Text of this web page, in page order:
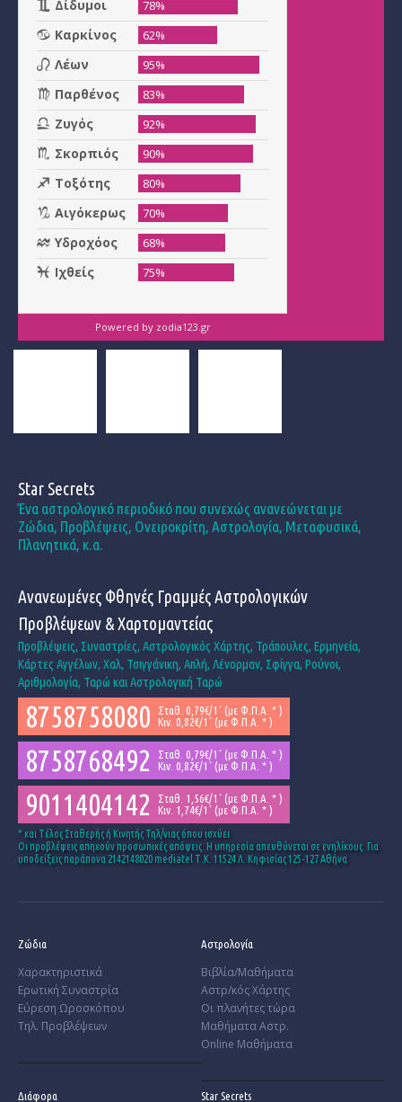
Powered by zodia123.gr
Star Secrets
Ένα αστρολογικό περιοδικό που συνεχώς ανανεώνεται με
Ζώδια, Προβλέψεις, Ονειροκρίτη, Αστρολογία, Μεταφυσικά,
Πλανητικά, κ.α.
Ανανεωμένες Φθηνές Γραμμές Αστρολογικών
Προβλέψεων & Χαρτομαντείας
Προβλέψεις, Συναστρίες, Αστρολογικός Χάρτης, Τράπουλες, Ερμηνεία,
Κάρτες Αγγέλων, Χαλ, Τσιγγάνικη, Απλή, Λένορμαν, Σφίγγα, Ρούνοι,
Αριθμολογία, Ταρώ και Αστρολογική Ταρώ
8758758080
Σταθ. 0,79€/1΄ (με Φ.Π.Α. * )
Κιν. 0,82€/1΄ (με Φ.Π.Α. * )
8758768492
Σταθ. 0,79€/1΄ (με Φ.Π.Α. * )
Κιν. 0,82€/1΄ (με Φ.Π.Α. * )
9011404142
Σταθ. 1,56€/1΄ (με Φ.Π.Α. * )
Κιν. 1,74€/1΄ (με Φ.Π.Α. * )
* και Tέλος Σταθερής ή Κινητής Τηλ/νιας όπου ισχύει
Οι προβλέψεις απηχούν προσωπικές απόψεις. Η υπηρεσία απευθύνεται σε ενηλίκους. Για
υποδείξεις παράπονα 2142148020 mediatel Τ.Κ. 11524 Λ. Κηφισίας 125-127 Αθήνα
Ζώδια
Χαρακτηριστικά
­Ερωτική Συναστρία
­Εύρεση Ωροσκόπου
Τηλ. Προβλέψεων
Αστρολογία
Βιβλία/Μαθήματα
Αστρ/κός Χάρτης
Οι πλανήτες τώρα
Μαθήματα Αστρ.
Online Μαθήματα
Διάφορα Star Secrets